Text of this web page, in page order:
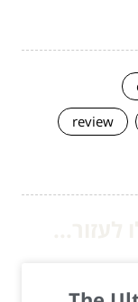
review